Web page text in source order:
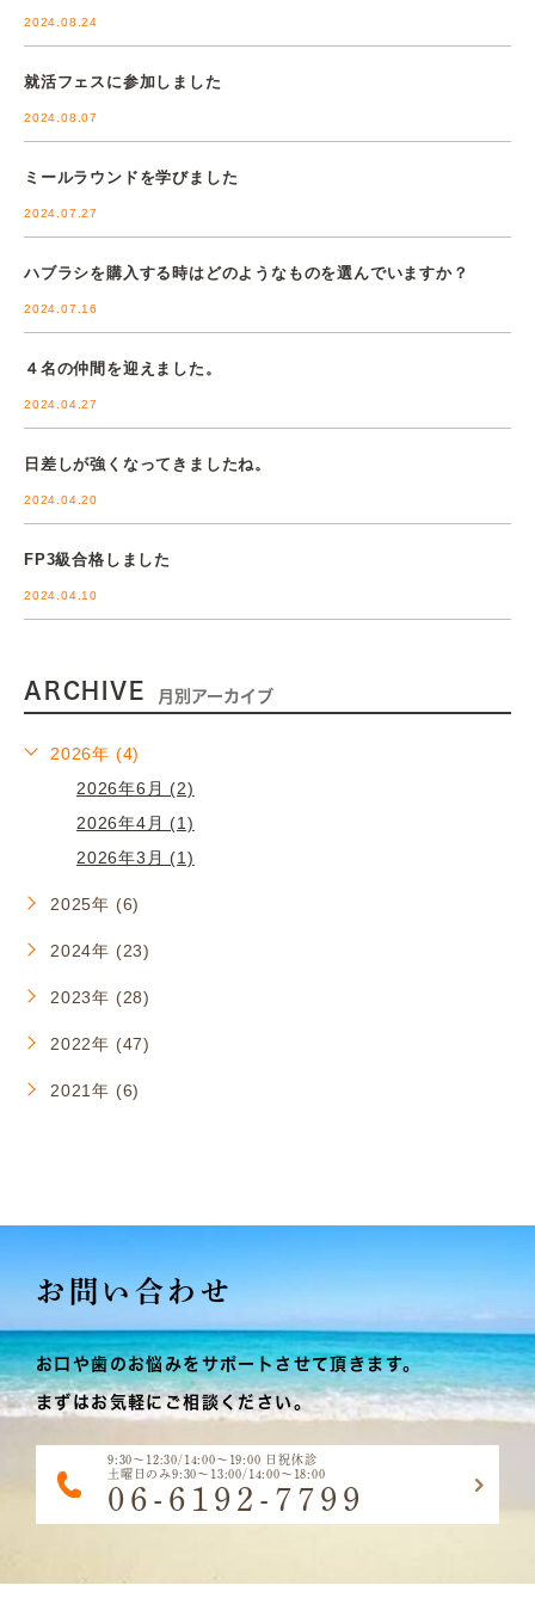
2024.08.24
就活フェスに参加しました
2024.08.07
ミールラウンドを学びました
2024.07.27
ハブラシを購入する時はどのようなものを選んでいますか？
2024.07.16
４名の仲間を迎えました。
2024.04.27
日差しが強くなってきましたね。
2024.04.20
FP3級合格しました
2024.04.10
ARCHIVE 月別アーカイブ
2026年 (4)
2026年6月 (2)
2026年4月 (1)
2026年3月 (1)
2025年 (6)
2024年 (23)
2023年 (28)
2022年 (47)
2021年 (6)
お問い合わせ
お口や歯のお悩みをサポートさせて頂きます。
まずはお気軽にご相談ください。
9:30～12:30/14:00～19:00 日祝休診
土曜日のみ9:30～13:00/14:00～18:00
06-6192-7799